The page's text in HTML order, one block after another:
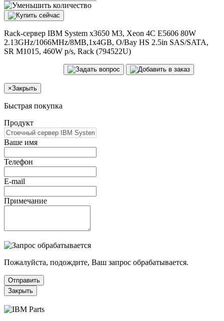
Rack-сервер IBM System x3650 M3, Xeon 4C E5606 80W
2.13GHz/1066MHz/8MB,1x4GB, O/Bay HS 2.5in SAS/SATA,
SR M1015, 460W p/s, Rack (794522U)
×Закрыть
Быстрая покупка
Продукт
Ваше имя
Телефон
E-mail
Примечание
Пожалуйста, подождите, Ваш запрос обрабатывается.
Отправить
Закрыть